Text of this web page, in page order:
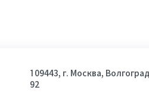
109443, г. Москва,
92